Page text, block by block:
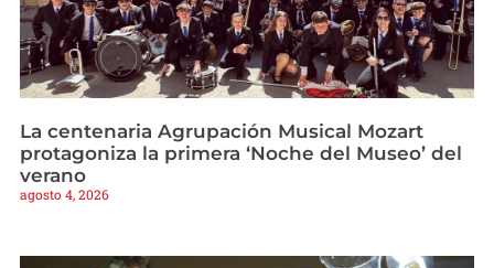
La centenaria Agrupación Musical Mozart
protagoniza la primera ‘Noche del Museo’ del
verano
agosto 4, 2026